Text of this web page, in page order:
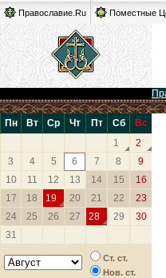
Православие.Ru Поместные
Пн Вт Ср Чт Пт Сб
Вс
1
2
3
4 5 6 7 8
9
10
11 12 13 14 15
16
17
18 19 20 21 22
23
24
25 26 27 28 29
30
31
Ст. ст.
Нов. ст.